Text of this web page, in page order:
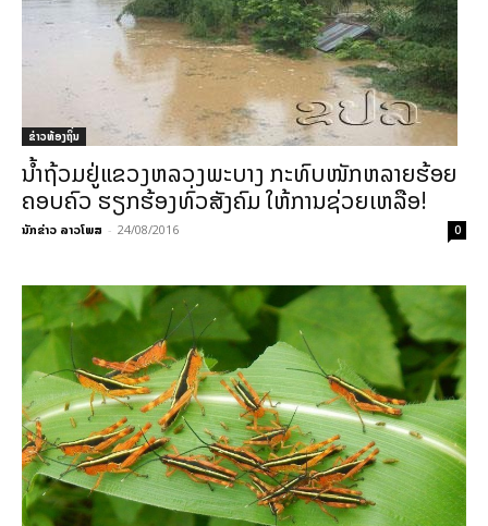
ຂ່າວທ້ອງຖິ່ນ
ນ້ຳຖ້ວມຢູ່ແຂວງຫລວງພະບາງ ກະທົບໜັກຫລາຍຮ້ອຍ
ຄອບຄົວ ຮຽກຮ້ອງທົ່ວສັງຄົມ ໃຫ້ການຊ່ວຍເຫລືອ!
ນັກຂ່າວ ລາວໂພສ - 24/08/2016 0